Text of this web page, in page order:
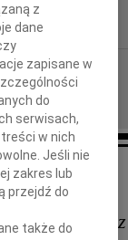
Horbacz
z
dane
zapisane w
do
serwisach,
w nich
Jeśli nie
zakres lub
przejdź do
także do